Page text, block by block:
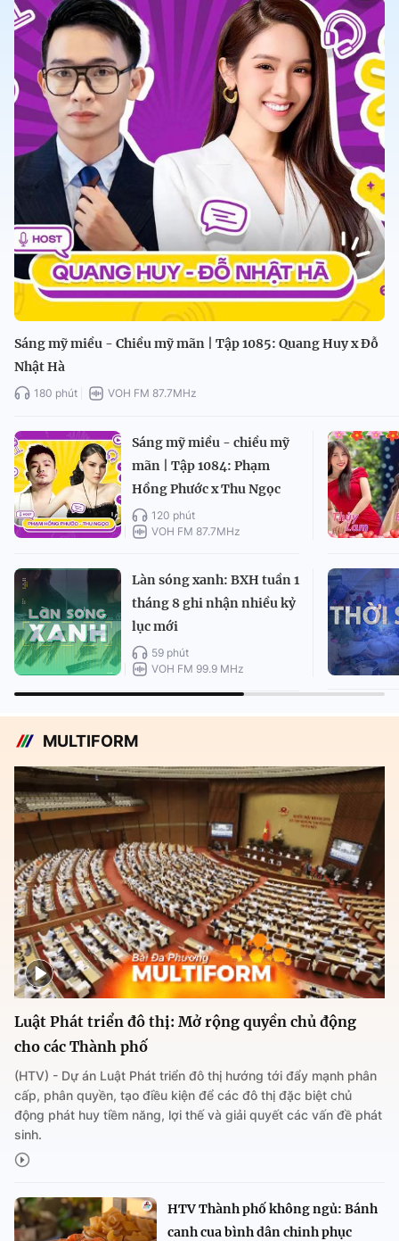
Sáng mỹ miều - Chiều mỹ mãn | Tập 1085: Quang Huy x Đỗ
Nhật Hà
180 phút VOH FM 87.7MHz
Sáng mỹ miều - chiều mỹ
mãn | Tập 1084: Phạm
Hồng Phước x Thu Ngọc
120 phút
VOH FM 87.7MHz
Làn sóng xanh: BXH tuần 1
tháng 8 ghi nhận nhiều kỷ
lục mới
59 phút
VOH FM 99.9 MHz
MULTIFORM
Luật Phát triển đô thị: Mở rộng quyền chủ động
cho các Thành phố
(HTV) - Dự án Luật Phát triển đô thị hướng tới đẩy mạnh phân
cấp, phân quyền, tạo điều kiện để các đô thị đặc biệt chủ
động phát huy tiềm năng, lợi thế và giải quyết các vấn đề phát
sinh.
HTV Thành phố không ngủ: Bánh
canh cua bình dân chinh phục